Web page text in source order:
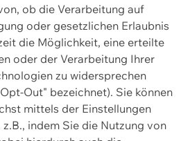
ob die Verarbeitung auf
oder gesetzlichen Erlaubnis
die Möglichkeit, eine erteilte
oder der Verarbeitung Ihrer
zu widersprechen
Out" bezeichnet). Sie können
mittels der Einstellungen
indem Sie die Nutzung von